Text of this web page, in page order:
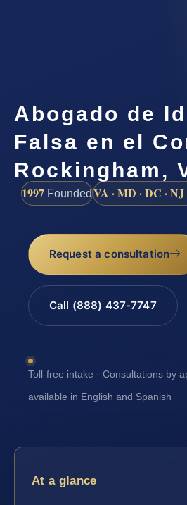
Abogado de
Falsa en el
Rockingham,
1997 FoundedVA · MD · DC ·
Request a consultation
Call (888) 437-7747
Toll-free intake · Consultations by
available in English and Spanish
At a glance